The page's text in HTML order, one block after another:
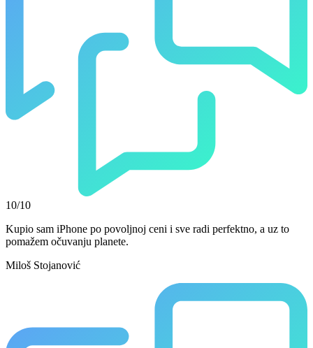
10/10
Kupio sam iPhone po povoljnoj ceni i sve radi perfektno, a uz to
pomažem očuvanju planete.
Miloš Stojanović